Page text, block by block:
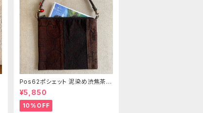
Pos62ポシェット 泥染め渋焦茶フ
ァスナーポーチ 20x18cm 渋い
泥染めアレンジ 男性用小物入
れ 暇の付け替え可能
¥5,850
10%OFF